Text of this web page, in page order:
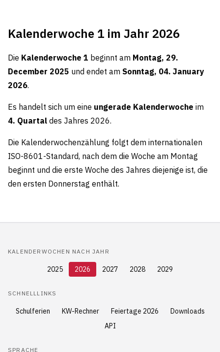
Kalenderwoche 1 im Jahr 2026
Die Kalenderwoche 1 beginnt am Montag, 29.
December 2025 und endet am Sonntag, 04. January
2026.
Es handelt sich um eine ungerade Kalenderwoche im
4. Quartal des Jahres 2026.
Die Kalenderwochenzählung folgt dem internationalen
ISO-8601-Standard, nach dem die Woche am Montag
beginnt und die erste Woche des Jahres diejenige ist, die
den ersten Donnerstag enthält.
KALENDERWOCHEN NACH JAHR
2025 2026 2027 2028 2029
SCHNELLLINKS
Schulferien KW-Rechner Feiertage 2026
Downloads
API
SPRACHE